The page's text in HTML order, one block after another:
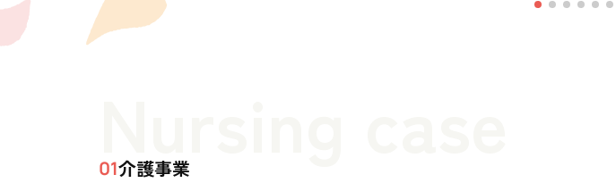
01介護事業